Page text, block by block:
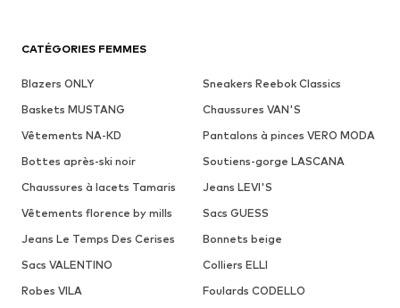
CATÉGORIES FEMMES
Blazers ONLY
Sneakers Reebok Classics
Baskets MUSTANG
Chaussures VAN'S
Vêtements NA-KD
Pantalons à pinces VERO MODA
Bottes après-ski noir
Soutiens-gorge LASCANA
Chaussures à lacets Tamaris
Jeans LEVI'S
Vêtements florence by mills
Sacs GUESS
Jeans Le Temps Des Cerises
Bonnets beige
Sacs VALENTINO
Colliers ELLI
Robes VILA
Foulards CODELLO